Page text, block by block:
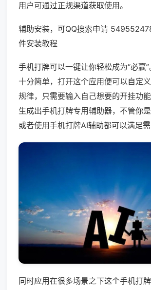
用户可通过正规渠道获取使用。
辅助安装，可QQ搜索申请
件安装教程
手机打牌可以一键让你轻松成为“必赢
十分简单，打开这个应用便可以自定
规律，只需要输入自己想要的开挂功
生成出手机打牌专用辅助器，不管你
或者使用手机打牌AI辅助都可以满足需
同时应用在很多场景之下这个手机打